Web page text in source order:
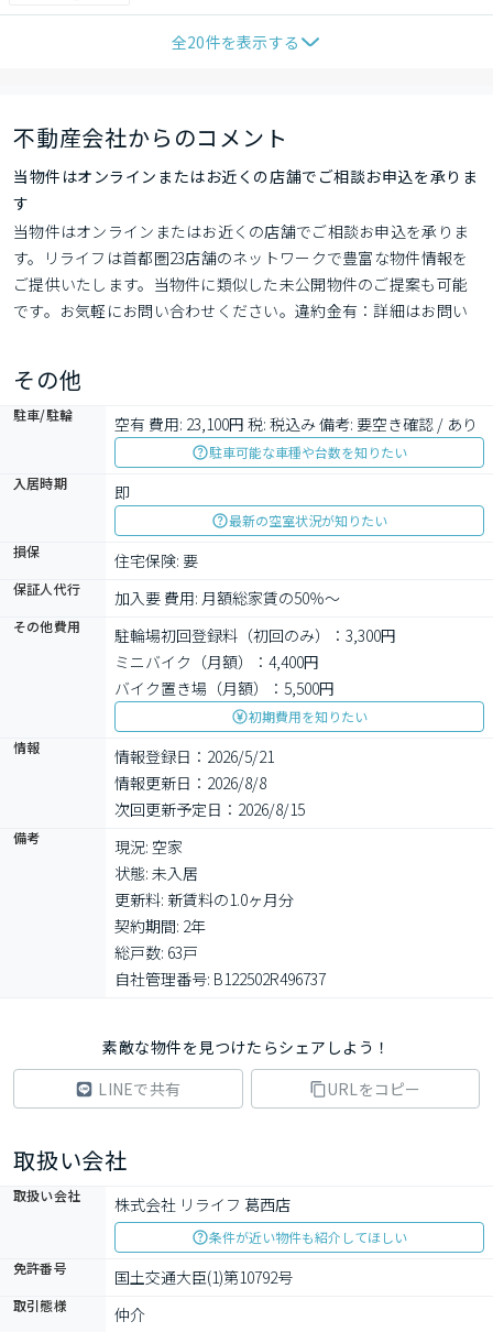
全20件を表示する
不動産会社からのコメント
当物件はオンラインまたはお近くの店舗でご相談お申込を承りま
す
当物件はオンラインまたはお近くの店舗でご相談お申込を承りま
す。リライフは首都圏23店舗のネットワークで豊富な物件情報を
ご提供いたします。当物件に類似した未公開物件のご提案も可能
です。お気軽にお問い合わせください。違約金有：詳細はお問い
その他
駐車/駐輪 空有 費用: 23,100円 税: 税込み 備考: 要空き確認 / あり
駐車可能な車種や台数を知りたい
入居時期
即
最新の空室状況が知りたい
損保
住宅保険: 要
保証人代行 加入要 費用: 月額総家賃の50％～
その他費用
駐輪場初回登録料（初回のみ）：3,300円
ミニバイク（月額）：4,400円
バイク置き場（月額）：5,500円
初期費用を知りたい
情報
情報登録日：2026/5/21
情報更新日：2026/8/8
次回更新予定日：2026/8/15
備考
現況: 空家
状態: 未入居
更新料: 新賃料の1.0ヶ月分
契約期間: 2年
総戸数: 63戸
自社管理番号: B122502R496737
素敵な物件を見つけたらシェアしよう！
LINEで共有
URLをコピー
取扱い会社
取扱い会社 株式会社 リライフ 葛西店
条件が近い物件も紹介してほしい
免許番号
国土交通大臣(1)第10792号
取引態様 仲介